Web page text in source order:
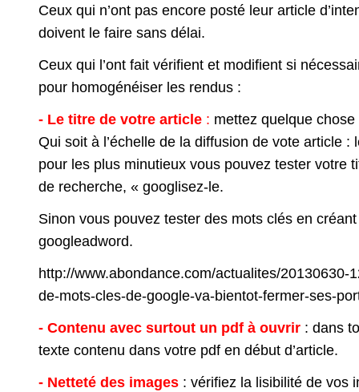
Ceux qui n’ont pas encore posté leur article
doivent le faire sans délai.
Ceux qui l’ont fait vérifient et modifient si
pour homogénéiser les rendus :
- Le titre de votre article : mettez quelque
Qui soit à l’échelle de la diffusion de vote article :
pour les plus minutieux vous pouvez tester votre
de recherche, « googlisez-le.
Sinon vous pouvez tester des mots clés en
googleadword.
http://www.abondance.com/actualites/20130630-
de-mots-cles-de-google-va-bientot-fermer-ses-
- Contenu avec surtout un pdf à ouvrir : dans
texte contenu dans votre pdf en début d’article.
- Netteté des images : vérifiez la lisibilité de vos